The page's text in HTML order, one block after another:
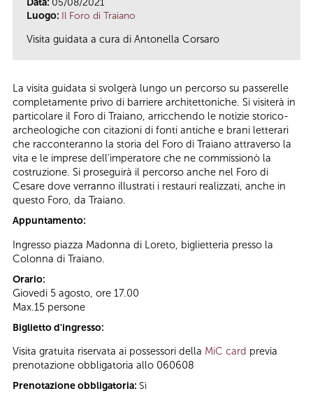
Luogo: Il Foro di Traiano
Visita guidata a cura di Antonella Corsaro
La visita guidata si svolgerà lungo un percorso su passerelle
completamente privo di barriere architettoniche. Si visiterà in
particolare il Foro di Traiano, arricchendo le notizie storico-
archeologiche con citazioni di fonti antiche e brani letterari
che racconteranno la storia del Foro di Traiano attraverso la
vita e le imprese dell’imperatore che ne commissionò la
costruzione. Si proseguirà il percorso anche nel Foro di
Cesare dove verranno illustrati i restauri realizzati, anche in
questo Foro, da Traiano.
Appuntamento:
Ingresso piazza Madonna di Loreto, biglietteria presso la
Colonna di Traiano.
Orario:
Giovedi 5 agosto, ore 17.00
Max.15 persone
Biglietto d'ingresso:
Visita gratuita riservata ai possessori della MiC card previa
prenotazione obbligatoria allo 060608
Prenotazione obbligatoria: Sì